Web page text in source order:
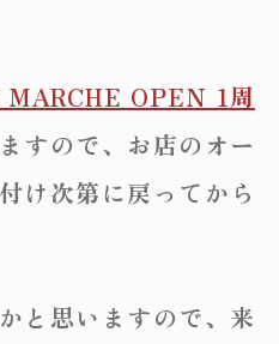
MARCHE OPEN 1周
すので、お店のオー
け次第に戻ってから
と思いますので、来
例
ランプ
ランプ
タイル
セール